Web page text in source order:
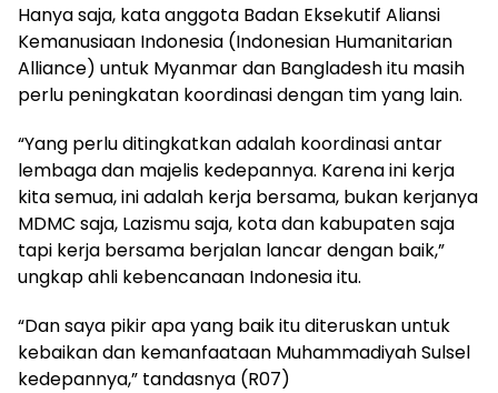
Hanya saja, kata anggota Badan Eksekutif Aliansi
Kemanusiaan Indonesia (Indonesian Humanitarian
Alliance) untuk Myanmar dan Bangladesh itu masih
perlu peningkatan koordinasi dengan tim yang lain.
“Yang perlu ditingkatkan adalah koordinasi antar
lembaga dan majelis kedepannya. Karena ini kerja
kita semua, ini adalah kerja bersama, bukan kerjanya
MDMC saja, Lazismu saja, kota dan kabupaten saja
tapi kerja bersama berjalan lancar dengan baik,”
ungkap ahli kebencanaan Indonesia itu.
“Dan saya pikir apa yang baik itu diteruskan untuk
kebaikan dan kemanfaataan Muhammadiyah Sulsel
kedepannya,” tandasnya (R07)